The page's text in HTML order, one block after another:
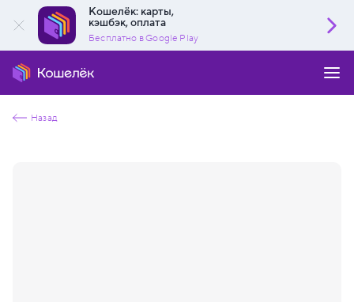
Кошелёк: карты,
кэшбэк, оплата
Бесплатно в Google Play
Назад